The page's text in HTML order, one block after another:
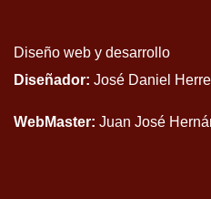
Diseño web y desarrollo
Diseñador: José Daniel
WebMaster: Juan José